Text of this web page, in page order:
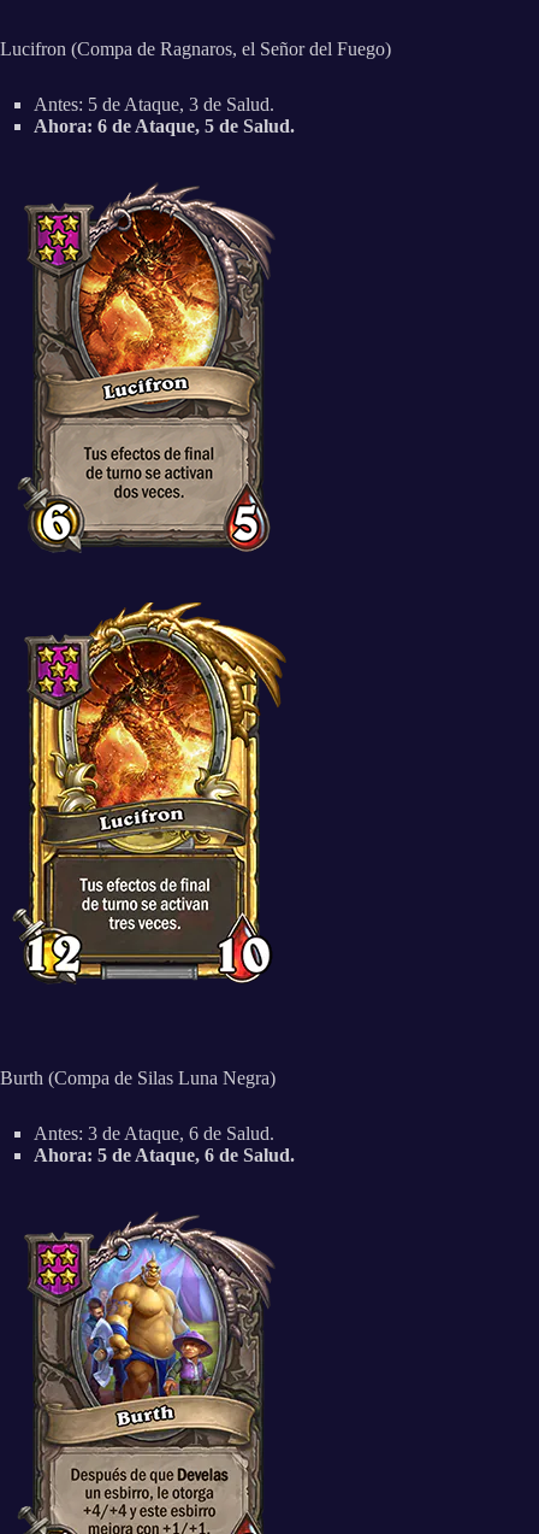
Lucifron (Compa de Ragnaros, el Señor del Fuego)
Antes: 5 de Ataque, 3 de Salud.
Ahora: 6 de Ataque, 5 de Salud.
Burth (Compa de Silas Luna Negra)
Antes: 3 de Ataque, 6 de Salud.
Ahora: 5 de Ataque, 6 de Salud.